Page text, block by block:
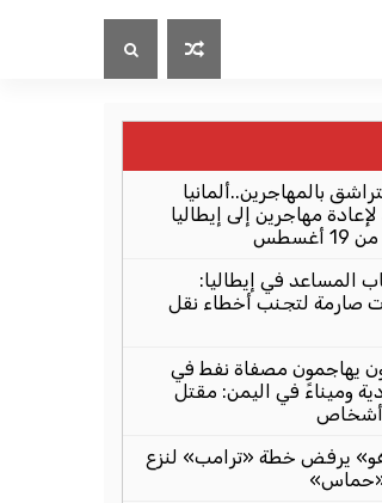
بالمهاجرين..ألمانيا
مهاجرين إلى إيطاليا
أغسطس
المساعد في إيطاليا:
صارمة لتجنب أخطاء نقل
يهاجمون مصفاة نفط في
وميناءً في اليمن: مقتل
يرفض خطة «ترامب» لنزع